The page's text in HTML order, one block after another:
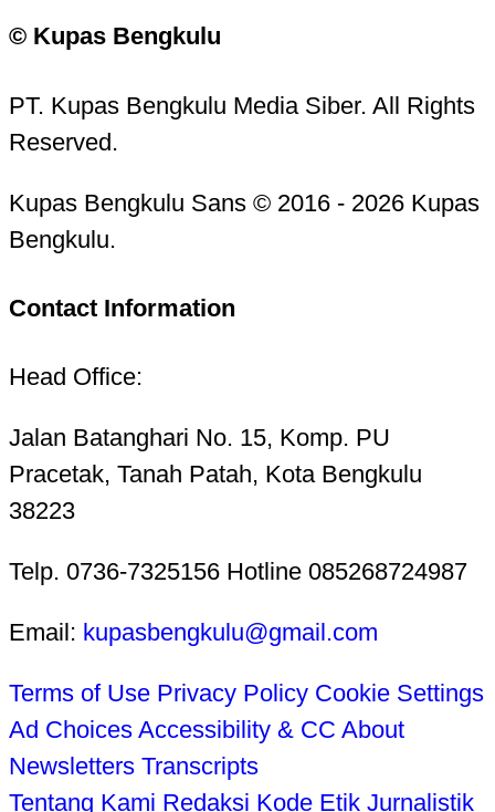
© Kupas Bengkulu
PT. Kupas Bengkulu Media Siber. All Rights
Reserved.
Kupas Bengkulu Sans © 2016 - 2026 Kupas
Bengkulu.
Contact Information
Head Office:
Jalan Batanghari No. 15, Komp. PU
Pracetak, Tanah Patah, Kota Bengkulu
38223
Telp. 0736-7325156 Hotline 085268724987
Email: kupasbengkulu@gmail.com
Terms of Use Privacy Policy Cookie Settings
Ad Choices Accessibility & CC About
Newsletters Transcripts
Tentang Kami Redaksi Kode Etik Jurnalistik